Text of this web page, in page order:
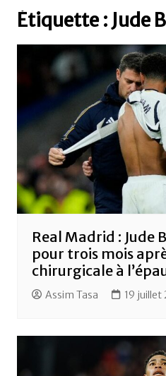
Étiquette : Jude
Real Madrid : Jude
pour trois mois
chirurgicale à
Assim Tasa 19 juillet